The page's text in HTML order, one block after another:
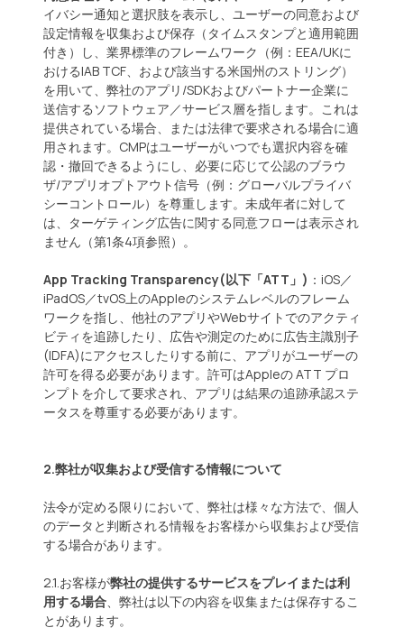
イバシー通知と選択肢を表示し、ユーザーの同意および
設定情報を収集および保存（タイムスタンプと適用範囲
付き）し、業界標準のフレームワーク（例：EEA/UKに
おけるIAB TCF、および該当する米国州のストリング）
を用いて、弊社のアプリ/SDKおよびパートナー企業に
送信するソフトウェア／サービス層を指します。これは
提供されている場合、または法律で要求される場合に適
用されます。CMPはユーザーがいつでも選択内容を確
認・撤回できるようにし、必要に応じて公認のブラウ
ザ/アプリオプトアウト信号（例：グローバルプライバ
シーコントロール）を尊重します。未成年者に対して
は、ターゲティング広告に関する同意フローは表示され
ません（第1条4項参照）。
App Tracking Transparency(以下「ATT」) ：iOS／
iPadOS／tvOS上のAppleのシステムレベルのフレーム
ワークを指し、他社のアプリやWebサイトでのアクティ
ビティを追跡したり、広告や測定のために広告主識別子
(IDFA)にアクセスしたりする前に、アプリがユーザーの
許可を得る必要があります。許可はAppleの ATT プロ
ンプトを介して要求され、アプリは結果の追跡承認ステ
ータスを尊重する必要があります。
2.弊社が収集および受信する情報について
法令が定める限りにおいて、弊社は様々な方法で、個人
のデータと判断される情報をお客様から収集および受信
する場合があります。
2.1.お客様が弊社の提供するサービスをプレイまたは利
用する場合、弊社は以下の内容を収集または保存するこ
とがあります。